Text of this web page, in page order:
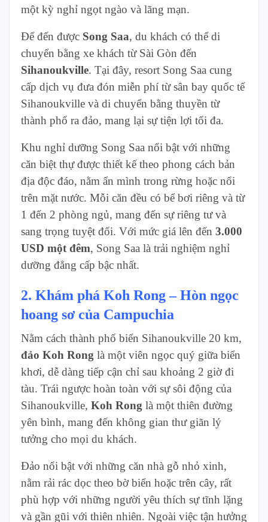
một kỳ nghỉ ngọt ngào và lãng mạn.
Để đến được Song Saa, du khách có thể di
chuyển bằng xe khách từ Sài Gòn đến
Sihanoukville. Tại đây, resort Song Saa cung
cấp dịch vụ đưa đón miễn phí từ sân bay quốc tế
Sihanoukville và di chuyển bằng thuyền từ
thành phố ra đảo, mang lại sự tiện lợi tối đa.
Khu nghỉ dưỡng Song Saa nổi bật với những
căn biệt thự được thiết kế theo phong cách bản
địa độc đáo, nằm ẩn mình trong rừng hoặc nổi
trên mặt nước. Mỗi căn đều có bể bơi riêng và từ
1 đến 2 phòng ngủ, mang đến sự riêng tư và
sang trọng tuyệt đối. Với mức giá lên đến 3.000
USD một đêm, Song Saa là trải nghiệm nghỉ
dưỡng đẳng cấp bậc nhất.
2. Khám phá Koh Rong – Hòn ngọc
hoang sơ của Campuchia
Nằm cách thành phố biển Sihanoukville 20 km,
đảo Koh Rong là một viên ngọc quý giữa biển
khơi, dễ dàng tiếp cận chỉ sau khoảng 2 giờ đi
tàu. Trái ngược hoàn toàn với sự sôi động của
Sihanoukville, Koh Rong là một thiên đường
yên bình, mang đến không gian thư giãn lý
tưởng cho mọi du khách.
Đảo nổi bật với những căn nhà gỗ nhỏ xinh,
nằm rải rác dọc theo bờ biển hoặc trên cây, rất
phù hợp với những người yêu thích sự tĩnh lặng
và gần gũi với thiên nhiên. Ngoài việc tận hưởng